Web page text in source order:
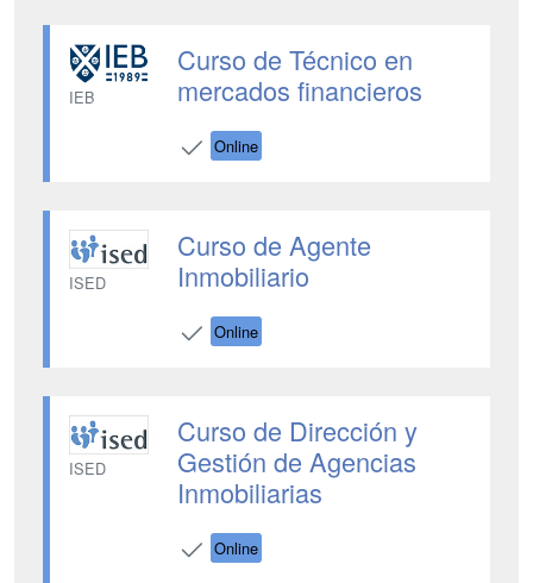
IEB
Curso de Técnico en
mercados financieros
Online
ISED
Curso de Agente
Inmobiliario
Online
ISED
Curso de Dirección y
Gestión de Agencias
Inmobiliarias
Online